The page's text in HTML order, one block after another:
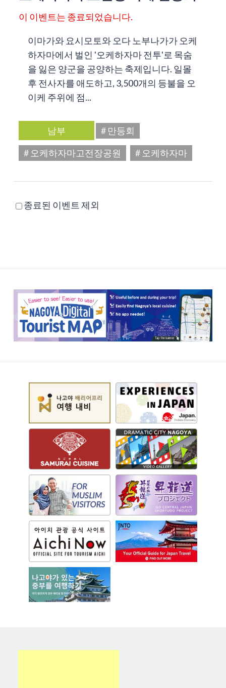
이 이벤트는 종료되었습니다.
이마가와 요시모토와 오다 노부나가가 오케
하자마에서 벌인 '오케하자마 전투'로 목숨
을 잃은 양군을 공양하는 축제입니다. 일몰
후 전사자를 애도하고, 3,500개의 등불을 오
이케 주위에 점...
남부
# 만등회
# 오케하자마고전장공원
# 오케하자마
종료된 이벤트 제외